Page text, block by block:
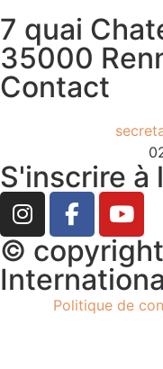
7 quai
35000
Contact
S'inscrire à
©
Politique de